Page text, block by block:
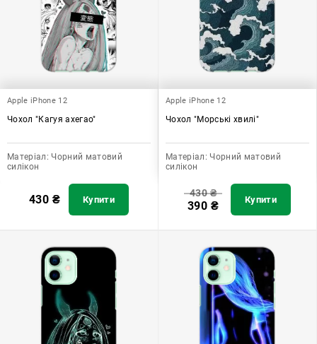
Apple iPhone 12
Чохол "Кагуя ахегао"
Матеріал: Чорний матовий
силікон
430 ₴ Купити
Apple iPhone 12
Чохол "Морські хвилі"
Матеріал: Чорний матовий
силікон
430₴
390 ₴ Купити